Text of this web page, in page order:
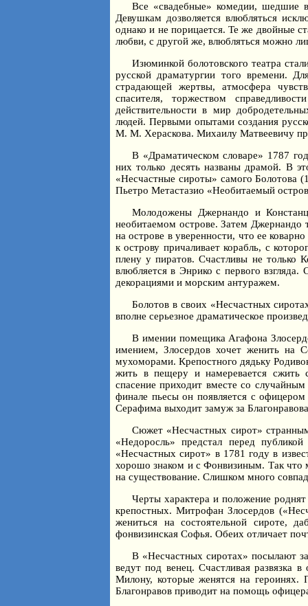
Все «свадебные» комедии, шедшие в
Девушкам дозволяется влюбляться
однако и не порицается. Те же двойные
любви, с другой же, влюбляться можно
Изюминкой болотовского театра
русской драматургии того времени.
страдающей жертвы, атмосфера
спасителя, торжеством
действительности в мир
людей. Первыми опытами создания
М. М. Хераскова. Михаилу Матвеевичу
В «Драматическом словаре» 1787
них только десять названы драмой. В
«Несчастные сироты» самого Болотова
Пьетро Метастазио «Необитаемый
Молодожены Джернандо и
необитаемом острове. Затем Джернандо
на острове в уверенности, что ее
к острову причаливает корабль, с
плену у пиратов. Счастливы не только
влюбляется в Энрико с первого
декорациями и морским антуражем.
Болотов в своих «Несчастных
вполне серьезное драматическое
В имении помещика Агафона
имением, Злосердов хочет женить на
мухоморами. Крепостного дядьку
жить в пещеру и намеревается сжить
спасение приходит вместе со
финале пьесы он появляется с
Серафима выходит замуж за
Сюжет «Несчастных сирот»
«Недоросль» предстал перед
«Несчастных сирот» в 1781 году в
хорошо знаком и с Фонвизиным. Так что
на существование. Слишком много
Черты характера и положение
крепостных. Митрофан Злосердов
жениться на состоятельной сироте,
фонвизинская Софья. Обеих отличает
В «Несчастных сиротах» посылают
ведут под венец. Счастливая развязка
Милону, которые женятся на героинях.
Благонравов приводит на помощь